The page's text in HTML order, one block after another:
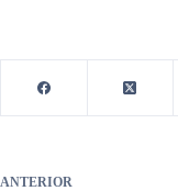
ANTERIOR